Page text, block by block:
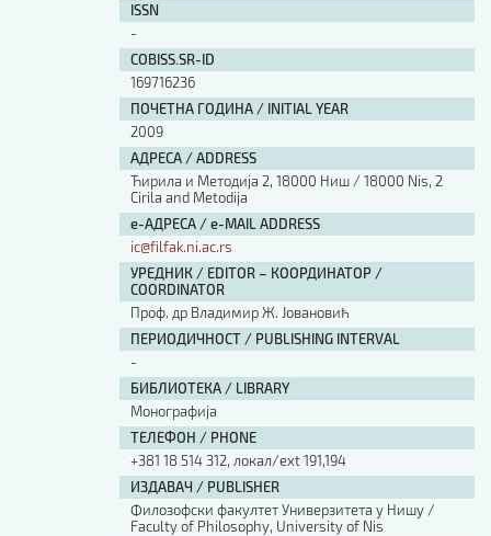
ISSN
-
COBISS.SR-ID
169716236
ПОЧЕТНА ГОДИНА / INITIAL YEAR
2009
АДРЕСА / ADDRESS
Ћирила и Методија 2, 18000 Ниш / 18000 Nis, 2
Cirila and Metodija
е-АДРЕСА / e-MAIL ADDRESS
ic@filfak.ni.ac.rs
УРЕДНИК / EDITOR – КООРДИНАТОР /
COORDINATOR
Проф. др Владимир Ж. Јовановић
ПЕРИОДИЧНОСТ / PUBLISHING INTERVAL
-
БИБЛИОТЕКА / LIBRARY
Монографија
ТЕЛЕФОН / PHONE
+381 18 514 312, локал/ext 191,194
ИЗДАВАЧ / PUBLISHER
Филозофски факултет Универзитета у Нишу /
Faculty of Philosophy, University of Nis